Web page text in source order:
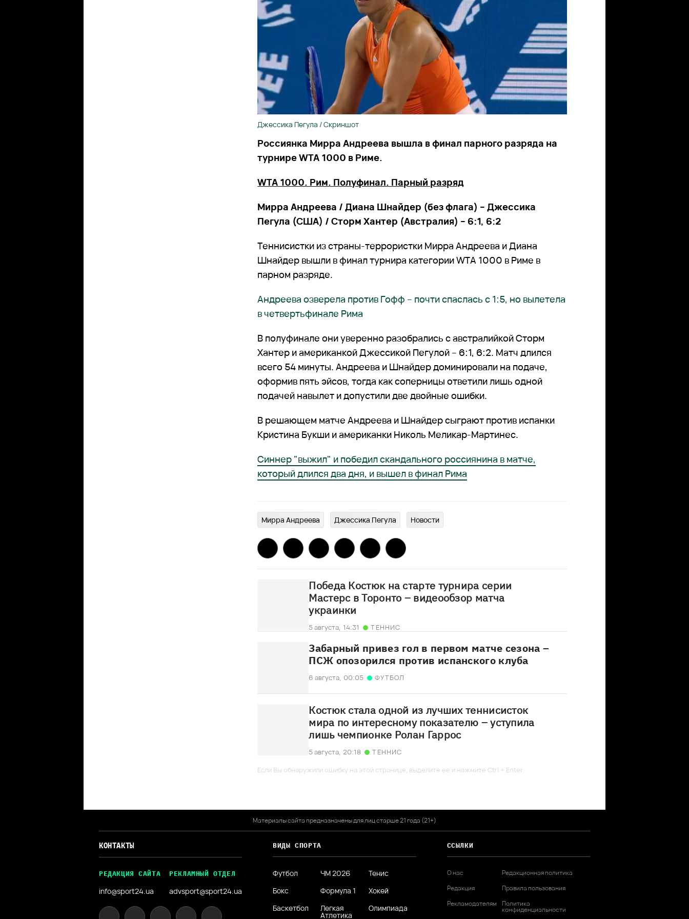
Джессика Пегула / Скриншот
Россиянка Мирра Андреева вышла в финал парного разряда на
турнире WTA 1000 в Риме.
WTA 1000. Рим. Полуфинал. Парный разряд
Мирра Андреева / Диана Шнайдер (без флага) – Джессика
Пегула (США) / Сторм Хантер (Австралия) – 6:1, 6:2
Теннисистки из страны-террористки Мирра Андреева и Диана
Шнайдер вышли в финал турнира категории WTA 1000 в Риме в
парном разряде.
Андреева озверела против Гофф – почти спаслась с 1:5, но вылетела
в четвертьфинале Рима
В полуфинале они уверенно разобрались с австралийкой Сторм
Хантер и американкой Джессикой Пегулой – 6:1, 6:2. Матч длился
всего 54 минуты. Андреева и Шнайдер доминировали на подаче,
оформив пять эйсов, тогда как соперницы ответили лишь одной
подачей навылет и допустили две двойные ошибки.
В решающем матче Андреева и Шнайдер сыграют против испанки
Кристина Букши и американки Николь Меликар-Мартинес.
Синнер "выжил" и победил скандального россиянина в матче,
который длился два дня, и вышел в финал Рима
Мирра Андреева Джессика Пегула Новости
Победа Костюк на старте турнира серии
Мастерс в Торонто – видеообзор матча
украинки
5 августа, 14:31 ТЕННИС
Забарный привез гол в первом матче сезона –
ПСЖ опозорился против испанского клуба
6 августа, 00:05 ФУТБОЛ
Костюк стала одной из лучших теннисисток
мира по интересному показателю – уступила
лишь чемпионке Ролан Гаррос
5 августа, 20:18
ТЕННИС
Если Вы обнаружили ошибку на этой странице, выделите ее и нажмите Ctrl + Enter
Материалы сайта предназначены для лиц старше 21 года (21+)
КОНТАКТЫ
РЕДАКЦИЯ САЙТА
info@sport24.ua
РЕКЛАМНЫЙ ОТДЕЛ
advsport@sport24.ua
ВИДЫ СПОРТА
Футбол ЧМ 2026
Тенис
Бокс
Формула 1
Хокей
Баскетбол
Легкая
Атлетика
Олимпиада
ССЫЛКИ
О нас
Редакция
Рекламодателям
Редакционная политика
Правила пользования
Политика
конфиденциальности